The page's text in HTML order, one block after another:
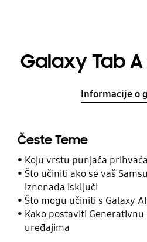
Galaxy Tab A
Informacije o
Česte Teme
Koju vrstu punjača
Što učiniti ako se vaš
iznenada isključi
Što mogu učiniti s Galaxy
Kako postaviti Generativnu
uređajima